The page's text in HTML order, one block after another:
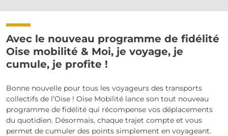
Avec le nouveau programme de fidélité
Oise mobilité & Moi, je voyage, je
cumule, je profite !
Bonne nouvelle pour tous les voyageurs des transports
collectifs de l’Oise ! Oise Mobilité lance son tout nouveau
programme de fidélité qui récompense vos déplacements
du quotidien. Désormais, chaque trajet compte et vous
permet de cumuler des points simplement en voyageant.